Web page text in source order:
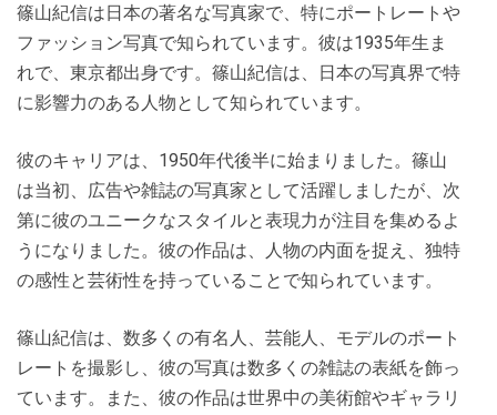
篠山紀信は日本の著名な写真家で、特にポートレートや
ファッション写真で知られています。彼は1935年生ま
れで、東京都出身です。篠山紀信は、日本の写真界で特
に影響力のある人物として知られています。
彼のキャリアは、1950年代後半に始まりました。篠山
は当初、広告や雑誌の写真家として活躍しましたが、次
第に彼のユニークなスタイルと表現力が注目を集めるよ
うになりました。彼の作品は、人物の内面を捉え、独特
の感性と芸術性を持っていることで知られています。
篠山紀信は、数多くの有名人、芸能人、モデルのポート
レートを撮影し、彼の写真は数多くの雑誌の表紙を飾っ
ています。また、彼の作品は世界中の美術館やギャラリ